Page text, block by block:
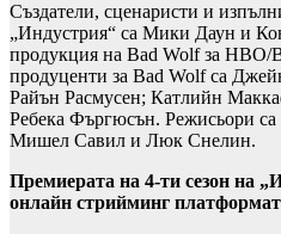
Създатели, сценаристи и
„Индустрия“ са Мики Даун и
продукция на Bad Wolf за HBO/
продуценти за Bad Wolf са
Райън Расмусен; Катлийн
Ребека Фъргюсън. Режисьори
Мишел Савил и Люк Снелин.
Премиерата на 4-ти сезон на
онлайн стрийминг